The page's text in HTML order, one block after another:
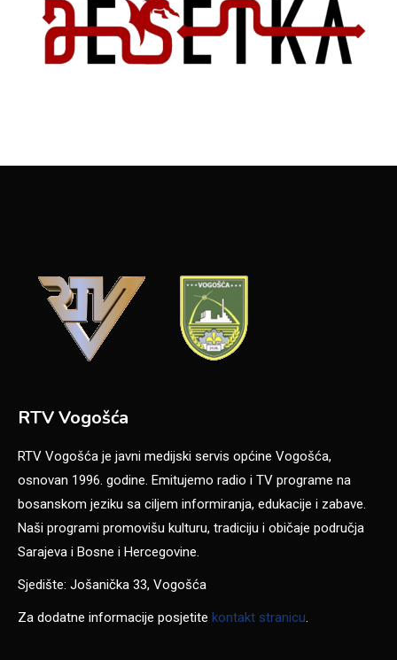
RTV Vogošća
RTV Vogošća je javni medijski servis općine Vogošća,
osnovan 1996. godine. Emitujemo radio i TV programe na
bosanskom jeziku sa ciljem informiranja, edukacije i zabave.
Naši programi promovišu kulturu, tradiciju i običaje područja
Sarajeva i Bosne i Hercegovine.
Sjedište: Jošanička 33, Vogošća
Za dodatne informacije posjetite kontakt stranicu.